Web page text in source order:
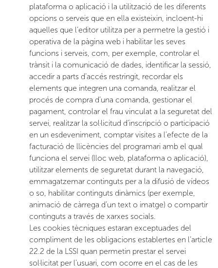
plataforma o aplicació i la utilització de les diferents
opcions o serveis que en ella existeixin, incloent-hi
aquelles que l’editor utilitza per a permetre la gestió i
operativa de la pàgina web i habilitar les seves
funcions i serveis, com, per exemple, controlar el
trànsit i la comunicació de dades, identificar la sessió,
accedir a parts d’accés restringit, recordar els
elements que integren una comanda, realitzar el
procés de compra d’una comanda, gestionar el
pagament, controlar el frau vinculat a la seguretat del
servei, realitzar la sol·licitud d’inscripció o participació
en un esdeveniment, comptar visites a l’efecte de la
facturació de llicències del programari amb el qual
funciona el servei (lloc web, plataforma o aplicació),
utilitzar elements de seguretat durant la navegació,
emmagatzemar continguts per a la difusió de vídeos
o so, habilitar continguts dinàmics (per exemple,
animació de càrrega d’un text o imatge) o compartir
continguts a través de xarxes socials.
Les cookies tècniques estaran exceptuades del
compliment de les obligacions establertes en l’article
22.2 de la LSSI quan permetin prestar el servei
sol·licitat per l’usuari, com ocorre en el cas de les